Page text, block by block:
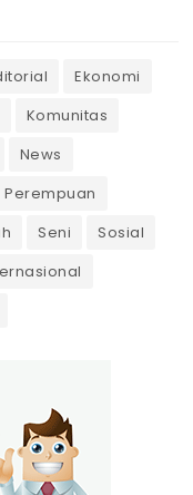
Ekonomi
Komunitas
News
Perempuan
Seni
Sosial